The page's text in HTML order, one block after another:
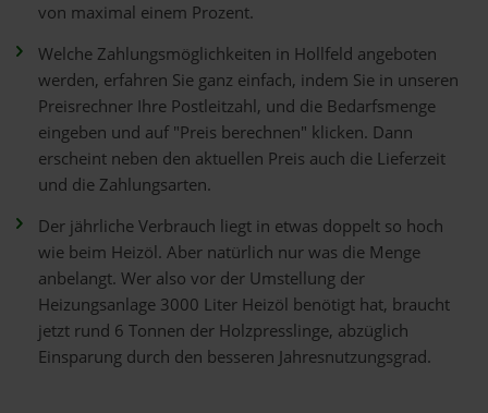
von maximal einem Prozent.
Welche Zahlungsmöglichkeiten in Hollfeld angeboten
werden, erfahren Sie ganz einfach, indem Sie in unseren
Preisrechner Ihre Postleitzahl, und die Bedarfsmenge
eingeben und auf "Preis berechnen" klicken. Dann
erscheint neben den aktuellen Preis auch die Lieferzeit
und die Zahlungsarten.
Der jährliche Verbrauch liegt in etwas doppelt so hoch
wie beim Heizöl. Aber natürlich nur was die Menge
anbelangt. Wer also vor der Umstellung der
Heizungsanlage 3000 Liter Heizöl benötigt hat, braucht
jetzt rund 6 Tonnen der Holzpresslinge, abzüglich
Einsparung durch den besseren Jahresnutzungsgrad.